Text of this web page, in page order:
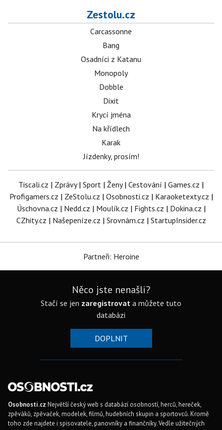
Zestolu.cz
Carcassonne
Bang
Osadníci z Katanu
Monopoly
Dobble
Dixit
Krycí jména
Na křídlech
Karak
Jízdenky, prosím!
Tiscali.cz | Zprávy| Sport | Ženy| Cestování | Games.cz |
Profigamers.cz | ZeStolu.cz | Osobnosti.cz | Karaoketexty.cz |
Úschovna.cz | Nedd.cz | Moulík.cz | Fights.cz | Dokina.cz |
CZhity.cz | Našepeníze.cz | Srovnám.cz | StartupInsider.cz
Partneři: Heroine
Něco jste nenašli?
Stačí se jen zaregistrovat a můžete tuto
databázi
DOPLNIT
Osobnosti.cz Největší český web s databází osobností, herců, hereček,
zpěváků, zpěvaček, modelek, filmů, hudebních skupin a sportovců. Kromě
toho zde najdete i spisovatele, panovníky a finančníky. Vedle užitečných